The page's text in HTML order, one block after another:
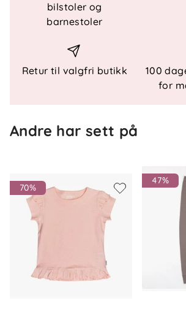
bilstoler og
barnestoler
Retur til valgfri butikk
100
for
Andre har sett på
70%
47%